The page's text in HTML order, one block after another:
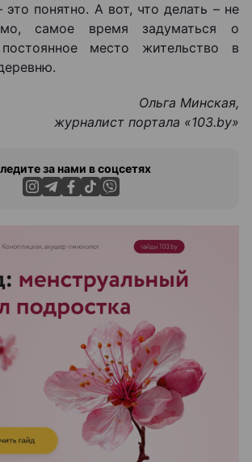
понятно. А вот, что делать – не
самое время задуматься о
место жительство в
Ольга Минская,
журналист портала «103.by»
за нами в соцсетях
РЕКЛАМА НА САЙТЕ